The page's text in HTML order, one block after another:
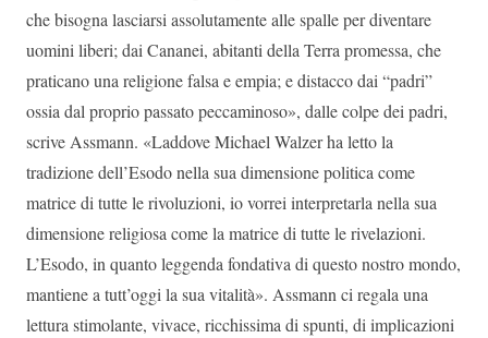
che bisogna lasciarsi assolutamente alle spalle per diventare
uomini liberi; dai Cananei, abitanti della Terra promessa, che
praticano una religione falsa e empia; e distacco dai “padri”
ossia dal proprio passato peccaminoso», dalle colpe dei padri,
scrive Assmann. «Laddove Michael Walzer ha letto la
tradizione dell’Esodo nella sua dimensione politica come
matrice di tutte le rivoluzioni, io vorrei interpretarla nella sua
dimensione religiosa come la matrice di tutte le rivelazioni.
L’Esodo, in quanto leggenda fondativa di questo nostro mondo,
mantiene a tutt’oggi la sua vitalità». Assmann ci regala una
lettura stimolante, vivace, ricchissima di spunti, di implicazioni